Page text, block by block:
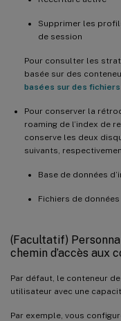
Supprimer les
de session
Pour consulter les
basée sur des
basées sur des
Pour conserver la
roaming de l’index de
conserve les deux
suivants,
Base de données
Fichiers de
(Facultatif)
chemin d’accès aux
Par défaut, le conteneur
utilisateur avec une
Par exemple, vous